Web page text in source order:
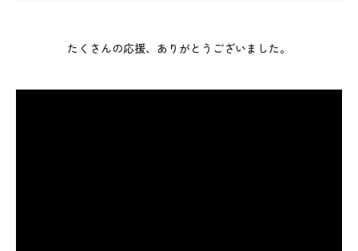
たくさんの応援、ありがとうございました。